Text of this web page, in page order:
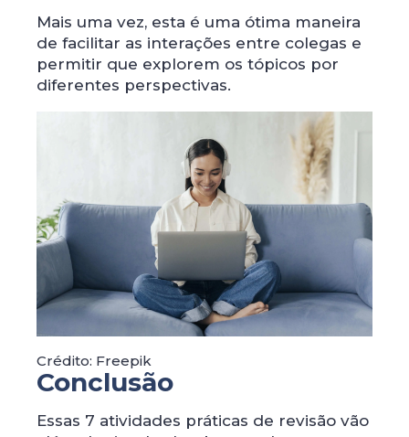
Mais uma vez, esta é uma ótima maneira
de facilitar as interações entre colegas e
permitir que explorem os tópicos por
diferentes perspectivas.
Crédito: Freepik
Conclusão
Essas 7 atividades práticas de revisão vão